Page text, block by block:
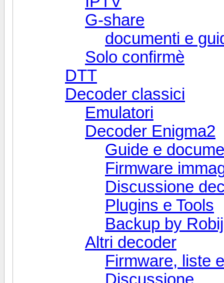
G-share
documenti e
Solo confirmè
DTT
Decoder classici
Emulatori
Decoder Enigma2
Guide e
Firmware
Discussione
Plugins e Tools
Backup by
Altri decoder
Firmware, liste
Discussione